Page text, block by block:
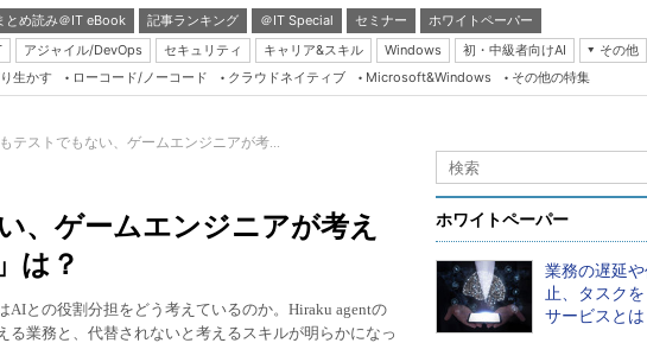
とめ読み＠IT eBook 記事ランキング ＠IT Special セミナー
ホワイトペーパー
アジャイル/DevOps セキュリティ キャリア&スキル Windows 初・中級者向けAI
その他
Server & Storage
Java Agile
Database Expert
Linux ＆ OSS
生かす ローコード/ノーコード クラウドネイティブ Microsoft&Windows その他の特集
テストでもない、ゲームエンジニアが考...
、ゲームエンジニアが考え
は？
との役割分担をどう考えているのか。Hiraku agentの
業務と、代替されないと考えるスキルが明らかになっ
ホワイトペーパー
業務の遅延
止、タスク
サービスとは